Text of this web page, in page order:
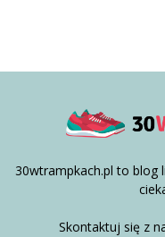
30wtrampkach.pl to blog
Skontaktuj się z